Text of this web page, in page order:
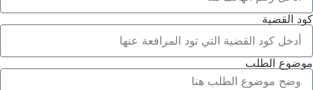
كود القضية
موضوع الطلب